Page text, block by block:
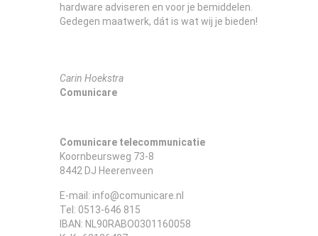
hardware adviseren en voor je bemiddelen.
Gedegen maatwerk, dát is wat wij je bieden!
Carin Hoekstra
Comunicare
Comunicare telecommunicatie
Koornbeursweg 73-8
8442 DJ Heerenveen
E-mail: info@comunicare.nl
Tel: 0513-646 815
IBAN: NL90RABO0301160058